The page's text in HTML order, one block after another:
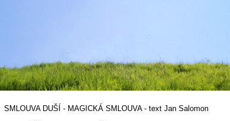
SMLOUVA DUŠÍ - MAGICKÁ SMLOUVA - text Jan Salomon